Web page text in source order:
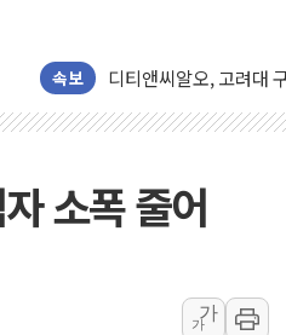
속보
中企 졸업해도 세제
[특징주] 엘앤에프, 흑
[인사] 기획예산처
대상, 청정원 동물복
소폭 줄어
가
가